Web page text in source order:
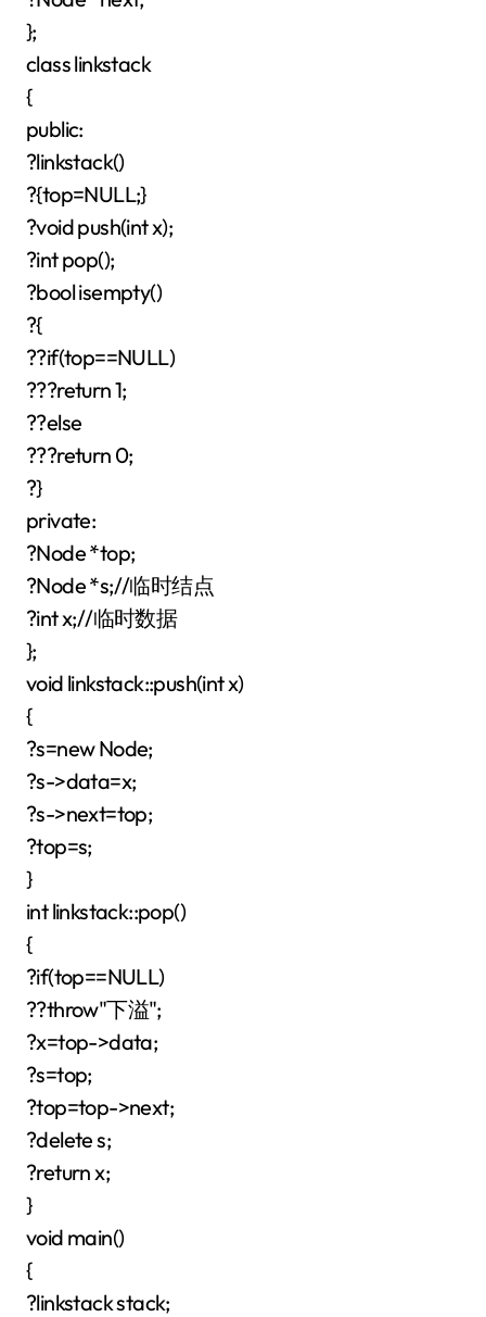
};
class linkstack
{
public:
?linkstack()
?{top=NULL;}
?void push(int x);
?int pop();
?bool isempty()
?{
??if(top==NULL)
???return 1;
??else
???return 0;
?}
private:
?Node *top;
?Node *s;//临时结点
?int x;//临时数据
};
void linkstack::push(int x)
{
?s=new Node;
?s->data=x;
?s->next=top;
?top=s;
}
int linkstack::pop()
{
?if(top==NULL)
??throw"下溢";
?x=top->data;
?s=top;
?top=top->next;
?delete s;
?return x;
}
void main()
{
?linkstack stack;